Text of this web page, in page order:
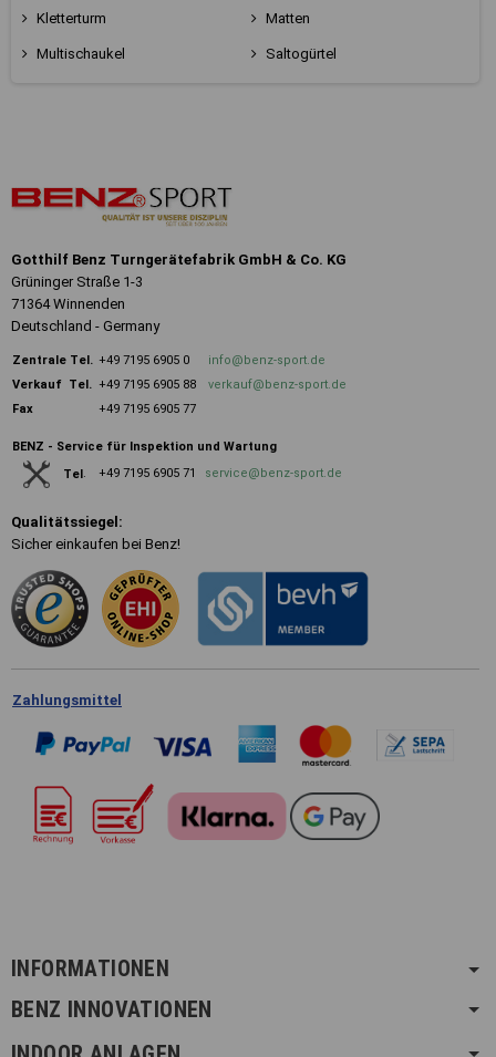
Kletterturm Matten
Multischaukel Saltogürtel
Gotthilf Benz Turngerätefabrik GmbH & Co. KG
Grüninger Straße 1-3
71364 Winnenden
Deutschland - Germany
Zentrale Tel. +49 7195 6905 0
info@benz-sport.de
Verkauf Tel. +49 7195 6905 88
verkauf@benz-sport.de
Fax
+49 7195 6905 77
BENZ - Service für Inspektion und Wartung
Tel. +49 7195 6905 71 service@benz-sport.de
Qualitätssiegel:
Sicher einkaufen bei Benz!
Zahlungsmittel
INFORMATIONEN
BENZ INNOVATIONEN